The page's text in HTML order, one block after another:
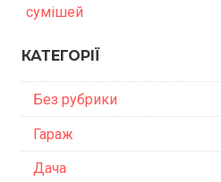
сумішей
КАТЕГОРІЇ
Без рубрики
Гараж
Дача